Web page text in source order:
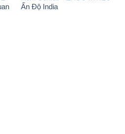
chung